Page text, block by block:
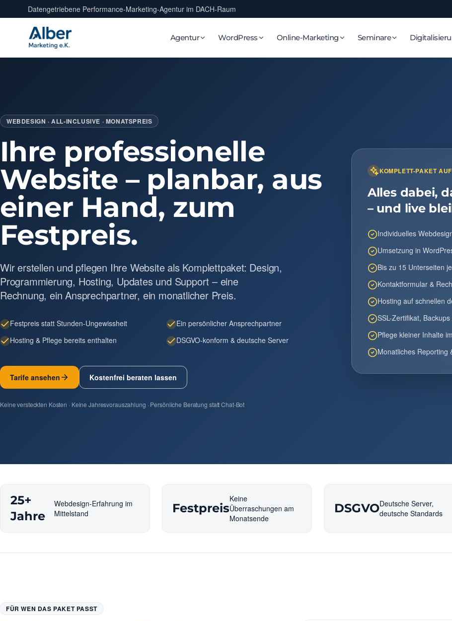
Datengetriebene Performance-Marketing-Agentur im DACH-Raum
Agentur WordPress Online-Marketing Seminare
WEBDESIGN · ALL-INCLUSIVE · MONATSPREIS
Ihre professionelle
Website – planbar, aus
einer Hand, zum
Festpreis.
Wir erstellen und pflegen Ihre Website als Komplettpaket: Design,
Programmierung, Hosting, Updates und Support – eine
Rechnung, ein Ansprechpartner, ein monatlicher Preis.
Festpreis statt Stunden-Ungewissheit
Ein persönlicher Ansprechpartner
Hosting & Pflege bereits enthalten
DSGVO-konform & deutsche Server
Tarife ansehen Kostenfrei beraten lassen
Keine versteckten Kosten · Keine Jahresvorauszahlung · Persönliche Beratung statt Chat-Bot
KOMPLETT-PAKET
Alles dabei,
– und live
Individuelles
Umsetzung in
Bis zu 15 Unterseiten
Kontaktformular &
Hosting auf schnellen
SSL-Zertifikat,
Pflege kleiner Inhalte
Monatliches Reporting
25+
Jahre
Webdesign-Erfahrung im
Mittelstand
Festpreis
Keine
Überraschungen am
Monatsende
DSGVODeutsche Server,
deutsche Standards
FÜR WEN DAS PAKET PASST